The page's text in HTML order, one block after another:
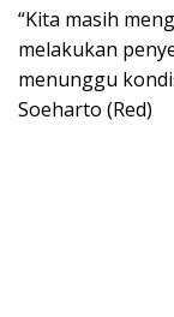
“Kita masih
melakukan
menunggu
Soeharto (Red)